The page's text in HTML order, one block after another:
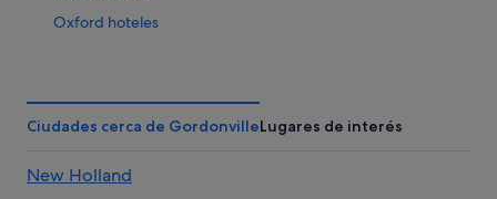
Oxford hoteles
Ephrata hoteles
Mohnton hoteles
Ciudades cerca de GordonvilleLugares de interés
New Holland